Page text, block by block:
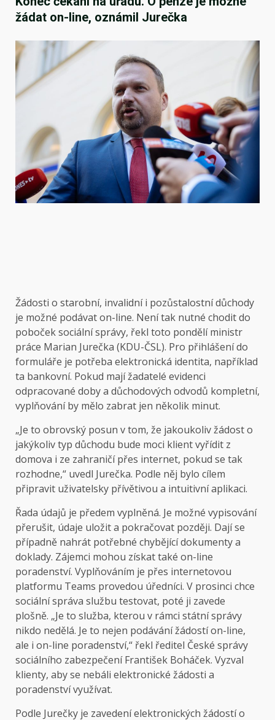
žádat on-line, oznámil Jurečka
Žádosti o starobní, invalidní i pozůstalostní důchody
je možné podávat on-line. Není tak nutné chodit do
poboček sociální správy, řekl toto pondělí ministr
práce Marian Jurečka (KDU-ČSL). Pro přihlášení do
formuláře je potřeba elektronická identita, například
ta bankovní. Pokud mají žadatelé evidenci
odpracované doby a důchodových odvodů kompletní,
vyplňování by mělo zabrat jen několik minut.
„Je to obrovský posun v tom, že jakoukoliv žádost o
jakýkoliv typ důchodu bude moci klient vyřídit z
domova i ze zahraničí přes internet, pokud se tak
rozhodne,“ uvedl Jurečka. Podle něj bylo cílem
připravit uživatelsky přívětivou a intuitivní aplikaci.
Řada údajů je předem vyplněná. Je možné vypisování
přerušit, údaje uložit a pokračovat později. Dají se
případně nahrát potřebné chybějící dokumenty a
doklady. Zájemci mohou získat také on-line
poradenství. Vyplňováním je přes internetovou
platformu Teams provedou úředníci. V prosinci chce
sociální správa službu testovat, poté ji zavede
plošně. „Je to služba, kterou v rámci státní správy
nikdo nedělá. Je to nejen podávání žádostí on-line,
ale i on-line poradenství,“ řekl ředitel České správy
sociálního zabezpečení František Boháček. Vyzval
klienty, aby se nebáli elektronické žádosti a
poradenství využívat.
Podle Jurečky je zavedení elektronických žádostí o